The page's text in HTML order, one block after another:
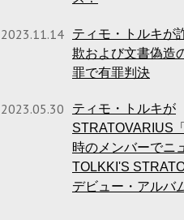
2023.11.14
ティモ・トルキが
欺および文書偽造
罪で有罪判決
2023.05.30
ティモ・トルキが
STRATOVARIUS
時のメンバーでニ
TOLKKI'S
デビュー・アルバ